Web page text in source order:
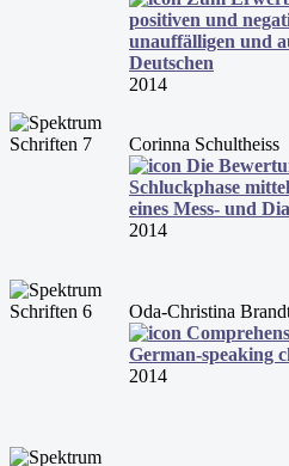
positiven und
unauffälligen und
Deutschen
2014
Corinna Schultheiss
Die
Schluckphase
eines Mess- und
2014
Oda-Christina
German-speaking
2014